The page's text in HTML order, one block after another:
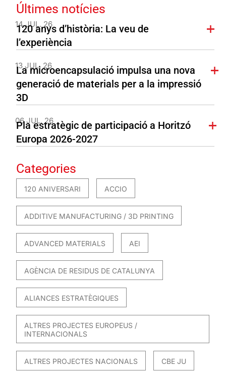
Últimes notícies
14 JUL. 26
120 anys d’història: La veu de
l’experiència
13 JUL. 26
La microencapsulació impulsa una nova
generació de materials per a la impressió
3D
06 JUL. 26
Pla estratègic de participació a Horitzó
Europa 2026-2027
Categories
120 ANIVERSARI ACCIO
ADDITIVE MANUFACTURING / 3D PRINTING
ADVANCED MATERIALS AEI
AGÈNCIA DE RESIDUS DE CATALUNYA
ALIANCES ESTRATÈGIQUES
ALTRES PROJECTES EUROPEUS /
INTERNACIONALS
ALTRES PROJECTES NACIONALS CBE JU